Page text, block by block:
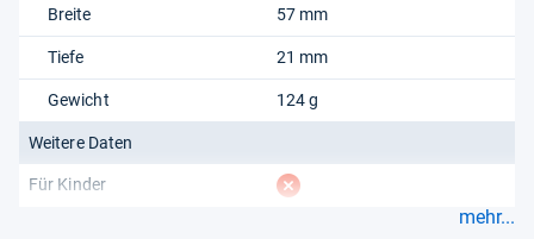
Breite 57 mm
Tiefe 21 mm
Gewicht 124 g
Weitere Daten
Für Kinder fehlt
mehr...